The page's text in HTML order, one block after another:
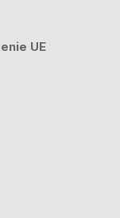
UE